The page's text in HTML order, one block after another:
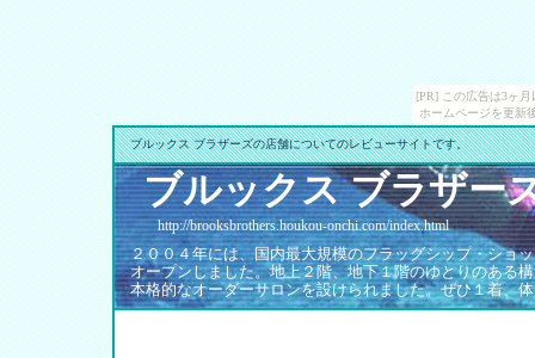
[PR] この広告は3ヶ
ホームページを更新
ブルックス ブラザーズの店舗についてのレビューサイトです。
ブルックス ブラザー
http://brooksbrothers.houkou-onchi.com/index.html
２００４年には、国内最大規模のフラッグシップ・ショ
オープンしました。地上２階、地下１階のゆとりのある
本格的なオーダーサロンを設けられました。ぜひ１着、